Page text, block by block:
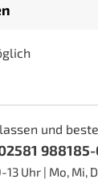
und
13 Uhr | Mo, Mi,